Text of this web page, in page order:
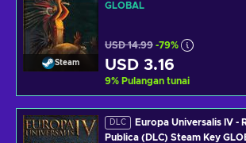
Steam
GLOBAL
USD 14.99 -79%
USD 3.16
9% Pulangan tunai
DLC
Europa Universalis IV -
Publica (DLC) Steam Key